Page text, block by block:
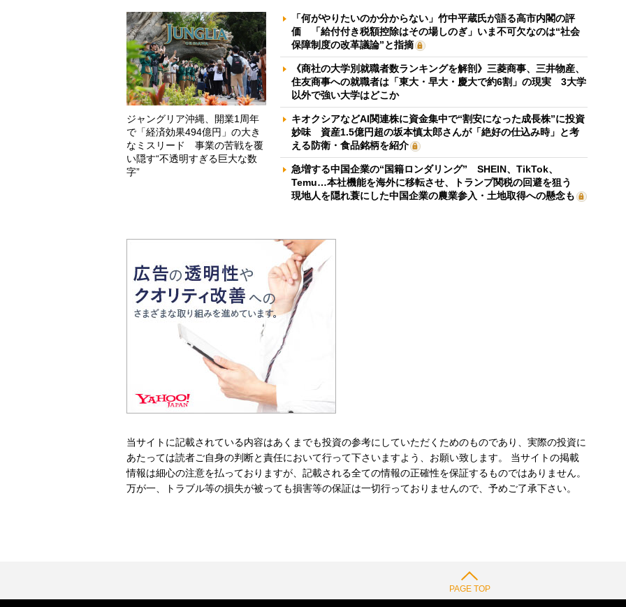
ジャングリア沖縄、開業1周年
で「経済効果494億円」の大き
なミスリード 事業の苦戦を覆
い隠す“不透明すぎる巨大な数
字”
「何がやりたいのか分からない」竹中平蔵氏が語る高市内閣の評
価 「給付付き税額控除はその場しのぎ」いま不可欠なのは“社会
保障制度の改革議論”と指摘
《商社の大学別就職者数ランキングを解剖》三菱商事、三井物産、
住友商事への就職者は「東大・早大・慶大で約6割」の現実 3大学
以外で強い大学はどこか
キオクシアなどAI関連株に資金集中で“割安になった成長株”に投資
妙味 資産1.5億円超の坂本慎太郎さんが「絶好の仕込み時」と考
える防衛・食品銘柄を紹介
急増する中国企業の“国籍ロンダリング” SHEIN、TikTok、
Temu…本社機能を海外に移転させ、トランプ関税の回避を狙う
現地人を隠れ蓑にした中国企業の農業参入・土地取得への懸念も
当サイトに記載されている内容はあくまでも投資の参考にしていただくためのものであり、実際の投資に
あたっては読者ご自身の判断と責任において行って下さいますよう、お願い致します。 当サイトの掲載
情報は細心の注意を払っておりますが、記載される全ての情報の正確性を保証するものではありません。
万が一、トラブル等の損失が被っても損害等の保証は一切行っておりませんので、予めご了承下さい。
PAGE TOP